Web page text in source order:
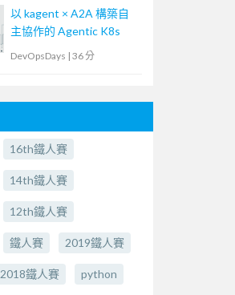
以 kagent × A2A 構築自
主協作的 Agentic K8s
DevOpsDays | 36 分
16th鐵人賽
14th鐵人賽
12th鐵人賽
鐵人賽 2019鐵人賽
2018鐵人賽 python